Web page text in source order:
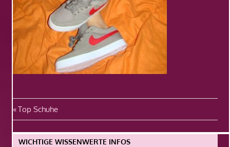
Beitragsnavigation
Vorheriger
Beitrag:
Top Schuhe
WICHTIGE WISSENWERTE INFOS